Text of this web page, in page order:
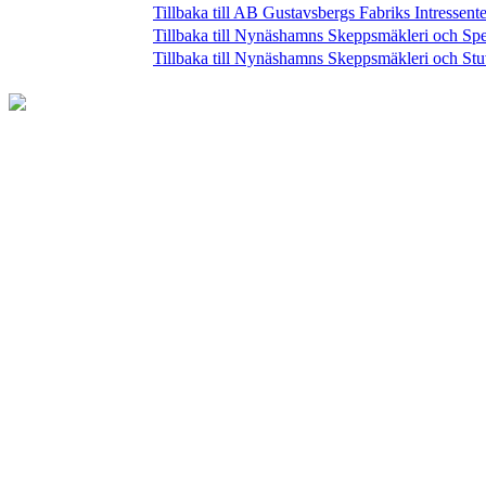
Tillbaka till AB Gustavsbergs Fabriks
Tillbaka till Nynäshamns Skeppsmäkleri och
Tillbaka till Nynäshamns Skeppsmäkleri och